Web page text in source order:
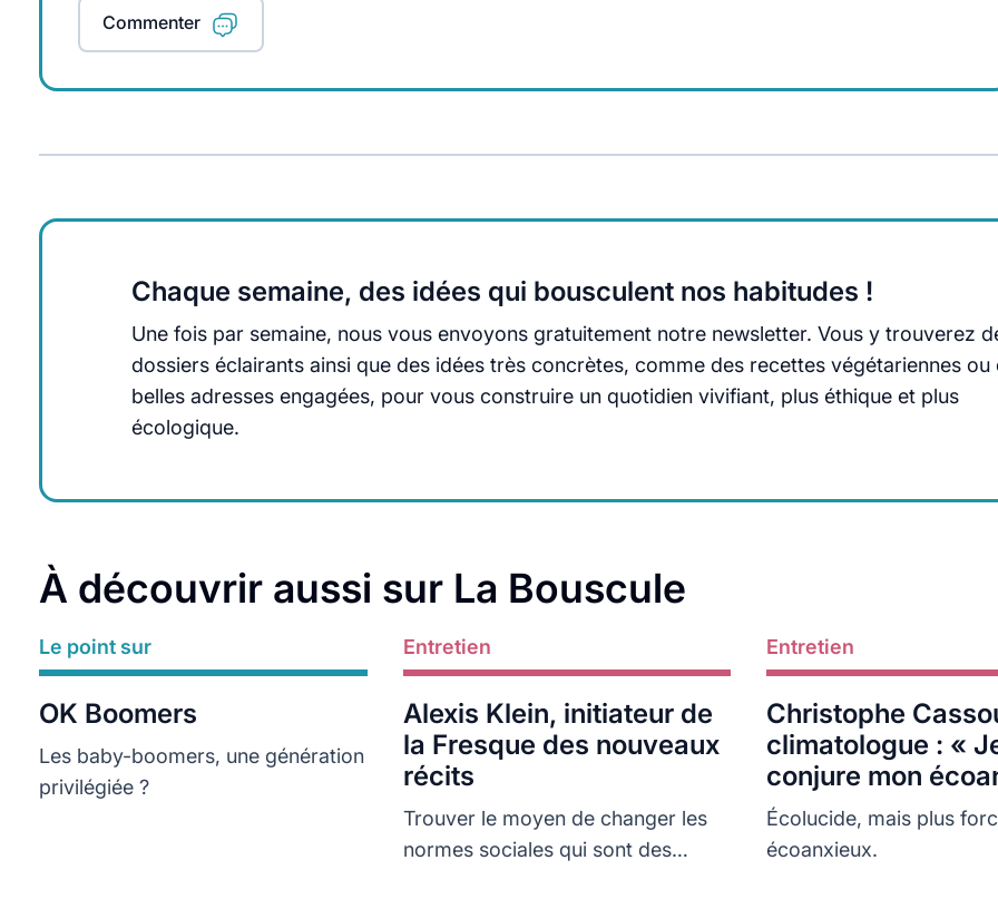
Commenter
Chaque semaine, des idées qui bousculent nos habitudes !
Une fois par semaine, nous vous envoyons gratuitement notre newsletter. Vous y trouverez
dossiers éclairants ainsi que des idées très concrètes, comme des recettes végétariennes ou
belles adresses engagées, pour vous construire un quotidien vivifiant, plus éthique et plus
écologique.
À découvrir aussi sur La Bouscule
Le point sur
OK Boomers
Les baby-boomers, une génération
privilégiée ?
Lire plus Entretien
Alexis Klein, initiateur de
la Fresque des nouveaux
récits
Trouver le moyen de changer les
normes sociales qui sont des
Lire plus Entretien
Christophe
climatologue : «
conjure mon
par l’action »
Écolucide, mais plus
écoanxieux.
Lire plus